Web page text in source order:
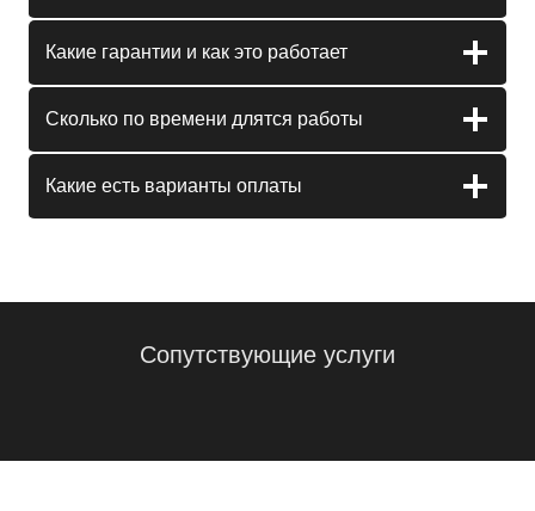
Какие гарантии и как это работает
Сколько по времени длятся работы
Какие есть варианты оплаты
Сопутствующие услуги